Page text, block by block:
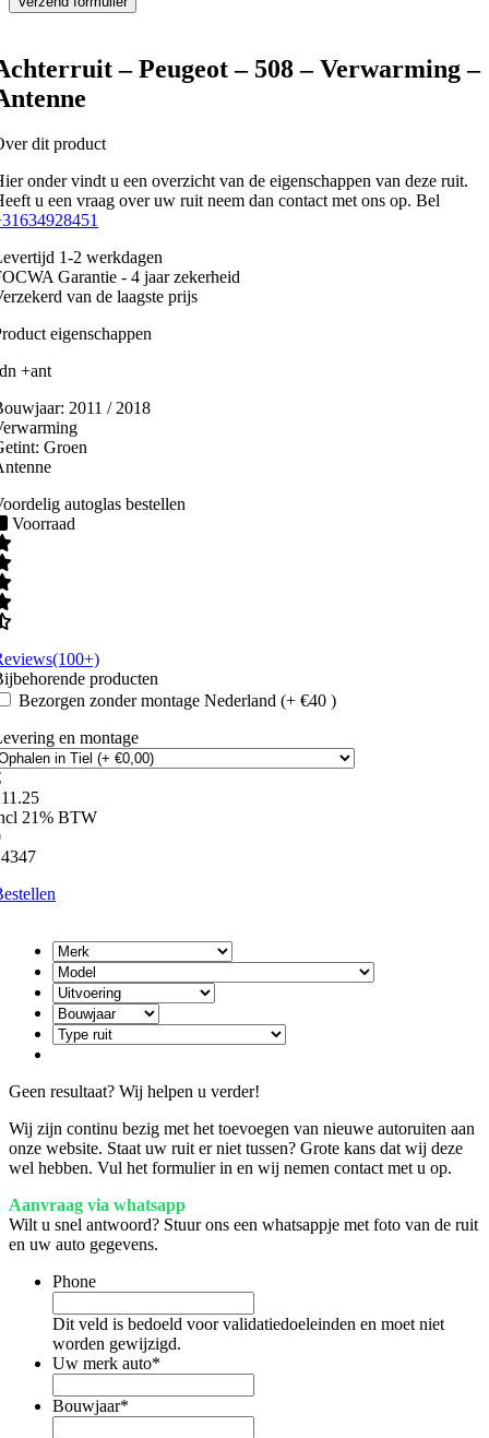
– Peugeot – 508 – Verwarming –
dit product
onder vindt u een overzicht van de eigenschappen van deze ruit.
u een vraag over uw ruit neem dan contact met ons op. Bel
1-2 werkdagen
Garantie - 4 jaar zekerheid
van de laagste prijs
eigenschappen
+ant
2011 / 2018
Groen
autoglas bestellen
Voorraad
producten
Bezorgen zonder montage Nederland (+ €40 )
en montage
21% BTW
Geen resultaat? Wij helpen u verder!
Wij zijn continu bezig met het toevoegen van nieuwe autoruiten aan
onze website. Staat uw ruit er niet tussen? Grote kans dat wij deze
wel hebben. Vul het formulier in en wij nemen contact met u op.
Aanvraag via whatsapp
Wilt u snel antwoord? Stuur ons een whatsappje met foto van de ruit
en uw auto gegevens.
Phone
Dit veld is bedoeld voor validatiedoeleinden en moet niet
worden gewijzigd.
Uw merk auto*
Bouwjaar*